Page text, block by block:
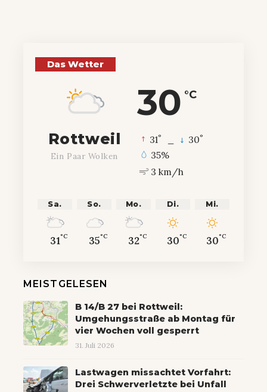
Das Wetter
30 °C
Rottweil
Ein Paar Wolken
31° 30°
35%
3 km/h
Sa.
31°C
So.
35°C
Mo.
32°C
Di.
30°C
Mi.
30°C
MEISTGELESEN
B 14/B 27 bei Rottweil:
Umgehungsstraße ab Montag für
vier Wochen voll gesperrt
31. Juli 2026
Lastwagen missachtet Vorfahrt:
Drei Schwerverletzte bei Unfall